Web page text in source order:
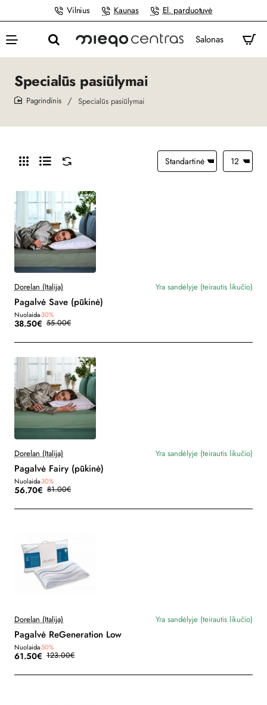
Vilnius Kaunas El. parduotuvė
Salonas
Specialūs pasiūlymai
Specialūs pasiūlymai
Dorelan (Italija) Yra sandėlyje (teirautis likučio)
Pagalvė Save (pūkinė)
Nuolaida-30%
38.50€ 55.00€
Dorelan (Italija) Yra sandėlyje (teirautis likučio)
Pagalvė Fairy (pūkinė)
Nuolaida-30%
56.70€ 81.00€
Dorelan (Italija) Yra sandėlyje (teirautis likučio)
Pagalvė ReGeneration Low
Nuolaida-50%
61.50€ 123.00€